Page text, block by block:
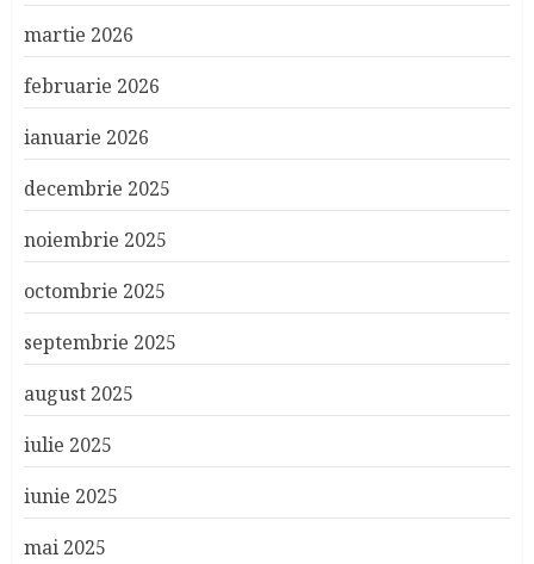
martie 2026
februarie 2026
ianuarie 2026
decembrie 2025
noiembrie 2025
octombrie 2025
septembrie 2025
august 2025
iulie 2025
iunie 2025
mai 2025